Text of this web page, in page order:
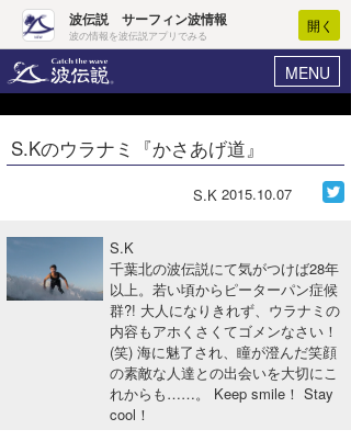
波伝説 サーフィン波情報
波の情報を波伝説アプリでみる
開く
MENU
ヘルプ マイホーム
ログイン
波情報･概況
WAVE HUNTER波予想ツール
サーフィンエリアガイド
S.Kのウラナミ『かさあげ道』
S.K 2015.10.07
S.K
千葉北の波伝説にて気がつけば28年
以上。若い頃からピーターパン症候
群?! 大人になりきれず、ウラナミの
内容もアホくさくてゴメンなさい！
(笑) 海に魅了され、瞳が澄んだ笑顔
の素敵な人達との出会いを大切にこ
れからも……。 Keep smile！ Stay
cool！
Core Surf Japan
ファッション/グッズ
アート＆エンタメ
ショップ情報